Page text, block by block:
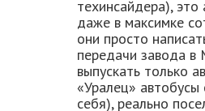
техинсайдера),
даже в максимке
они просто
передачи завода в
выпускать только
«Уралец» автобусы
себя), реально